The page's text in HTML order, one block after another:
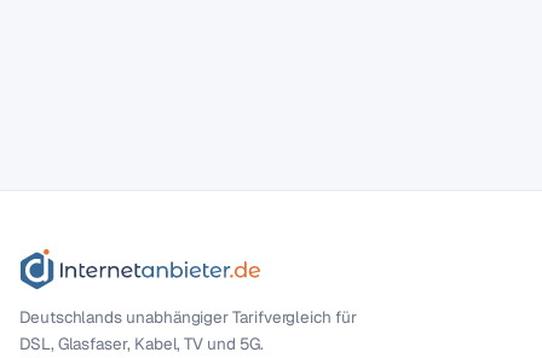
Deutschlands unabhängiger Tarif­vergleich für
DSL, Glasfaser, Kabel, TV und 5G.